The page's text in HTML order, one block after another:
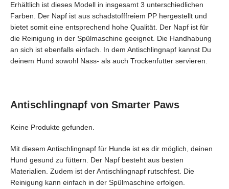
Erhältlich ist dieses Modell in insgesamt 3 unterschiedlichen
Farben. Der Napf ist aus schadstofffreiem PP hergestellt und
bietet somit eine entsprechend hohe Qualität. Der Napf ist für
die Reinigung in der Spülmaschine geeignet. Die Handhabung
an sich ist ebenfalls einfach. In dem Antischlingnapf kannst Du
deinem Hund sowohl Nass- als auch Trockenfutter servieren.
Antischlingnapf von Smarter Paws
Keine Produkte gefunden.
Mit diesem Antischlingnapf für Hunde ist es dir möglich, deinen
Hund gesund zu füttern. Der Napf besteht aus besten
Materialien. Zudem ist der Antischlingnapf rutschfest. Die
Reinigung kann einfach in der Spülmaschine erfolgen.